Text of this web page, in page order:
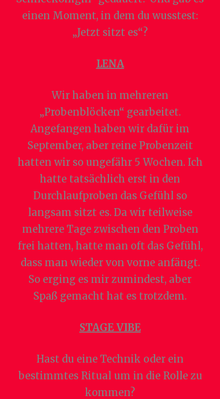
einen Moment, in dem du wusstest:
„Jetzt sitzt es“?
LENA
Wir haben in mehreren
„Probenblöcken“ gearbeitet.
Angefangen haben wir dafür im
September, aber reine Probenzeit
hatten wir so ungefähr 5 Wochen. Ich
hatte tatsächlich erst in den
Durchlaufproben das Gefühl so
langsam sitzt es. Da wir teilweise
mehrere Tage zwischen den Proben
frei hatten, hatte man oft das Gefühl,
dass man wieder von vorne anfängt.
So erging es mir zumindest, aber
Spaß gemacht hat es trotzdem.
STAGE VIBE
Hast du eine Technik oder ein
bestimmtes Ritual um in die Rolle zu
kommen?